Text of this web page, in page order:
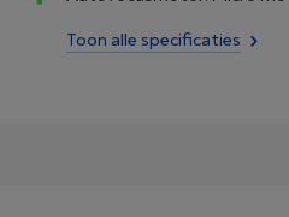
Toon alle specificaties